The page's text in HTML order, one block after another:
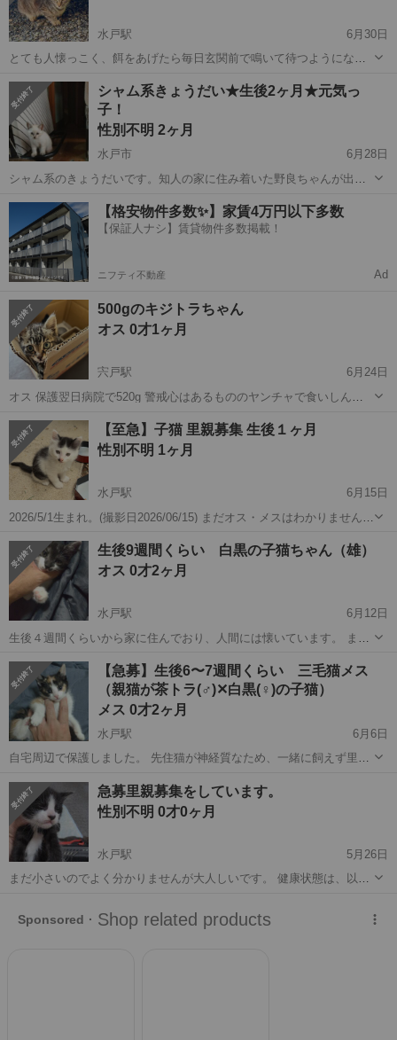
水戸駅
6月30日
とても人懐っこく、餌をあげたら毎日玄関前で鳴いて待つようになり
茨城 水戸市 水戸駅 猫
シャム系きょうだい★生後2ヶ月★元気っ
子！
性別不明 2ヶ月
水戸市
6月28日
シャム系のきょうだいです。知人の家に住み着いた野良ちゃんが出産
一番元気で部屋中走り回っています。野良ちゃんの子なので人慣れは
まだ十分ではありませんので、猫ち...
茨城 水戸市 猫 シャム
【格安物件多数✨】家賃4万円以下多数
【保証人ナシ】賃貸物件多数掲載！
ニフティ不動産 Ad
500gのキジトラちゃん
オス 0才1ヶ月
宍戸駅
6月24日
オス 保護翌日病院で520g 警戒心はあるもののヤンチャで食いしん
た。ご飯はミルクとパウチのものを混ぜたのを沢山食べます。 トイレ
も自分で覚え💩もしっ...
茨城 水戸市 宍戸駅 猫 健康状態
【至急】子猫 里親募集 生後１ヶ月
性別不明 1ヶ月
水戸駅
6月15日
2026/5/1生まれ。(撮影日2026/06/15) まだオス・メスはわかりません
に4匹で遊び回っています。 可愛がってくださる方（探しています。
茨城 水戸市 水戸駅 猫 生後
生後9週間くらい 白黒の子猫ちゃん（雄）
オス 0才2ヶ月
水戸駅
6月12日
生後４週間くらいから家に住んでおり、人間には懐いています。 また
す。 非常に健康ですが、まだ検査やワクチン接種をしていないので、
里親様でご対応をお願い...
茨城 水戸市 水戸駅 猫 候補
【急募】生後6〜7週間くらい 三毛猫メス
（親猫が茶トラ(♂)✕白黒(♀)の子猫）
メス 0才2ヶ月
水戸駅
6月6日
自宅周辺で保護しました。 先住猫が神経質なため、一緒に飼えず里親
間ですが、人慣れしてくれる雰囲気はあります。 眼の病気や猫風邪を
罹っている可能性があるため...
茨城 水戸市 水戸駅 猫 トラ
急募里親募集をしています。
性別不明 0才0ヶ月
水戸駅
5月26日
まだ小さいのでよく分かりませんが大人しいです。 健康状態は、以上
猫を産んでしまいそのまま置いておくと死んでしまうので私の方で保
護をしています。なるべく早い方...